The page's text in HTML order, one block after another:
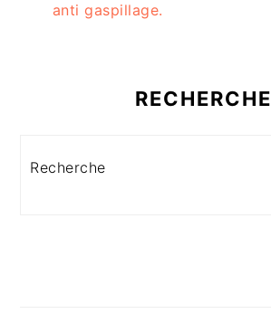
anti gaspillage.
RECHERCHE